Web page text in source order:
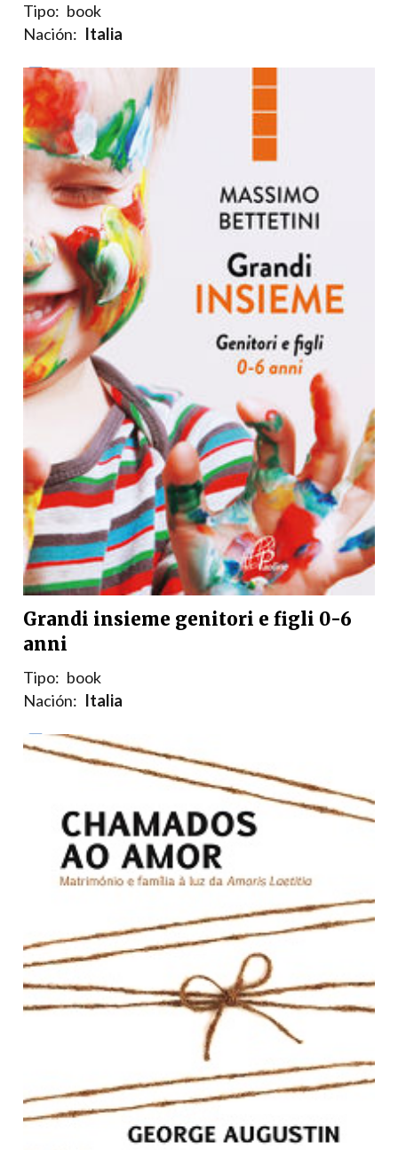
Tipo: book
Nación: Italia
Grandi insieme genitori e figli 0-6
anni
Tipo: book
Nación: Italia